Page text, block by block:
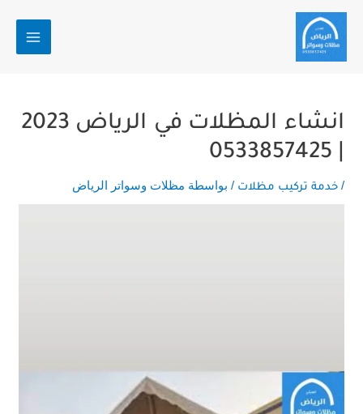
تخطي
المحتوى
انشاء المظلات في الرياض 2023
/خدمة تركيب مظلات / بواسطة مظلات وسواتر الرياض
Post
navigation